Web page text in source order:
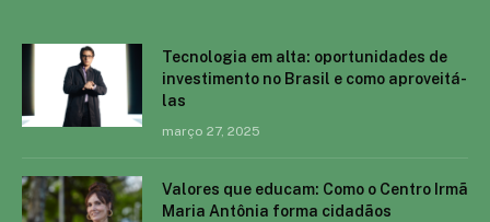
Tecnologia em alta: oportunidades de
investimento no Brasil e como aproveitá-
las
março 27, 2025
Valores que educam: Como o Centro Irmã
Maria Antônia forma cidadãos